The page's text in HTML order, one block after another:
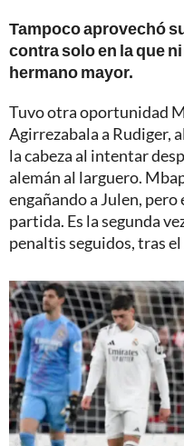
Tampoco aprovechó
contra solo en la que
hermano mayor.
Tuvo otra oportunidad
Agirrezabala a Rudiger,
la cabeza al intentar
alemán al larguero.
engañando a Julen,
partida. Es la segunda
penaltis seguidos, tras